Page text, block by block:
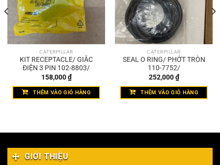
CATERPILLAR
KIT RECEPTACLE/ GIẮC
ĐIỆN 3 PIN 102-8803/
158,000₫
THÊM VÀO GIỎ HÀNG
CATERPILLAR
SEAL O RING/ PHỚT TRÒN
110-7752/
252,000₫
THÊM VÀO GIỎ HÀNG
GIỚI THIỆU